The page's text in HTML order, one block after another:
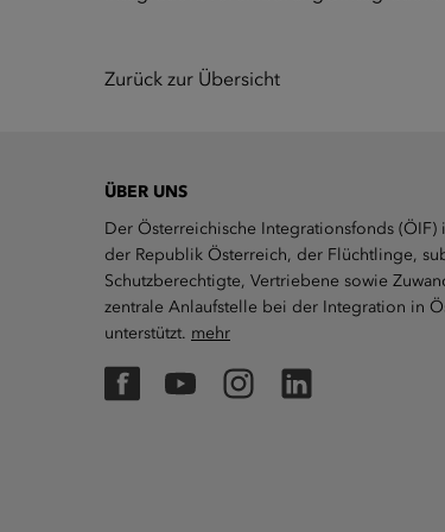
Zurück zur Übersicht
ÜBER UNS
Der Österreichische Integrationsfonds (ÖIF)
der Republik Österreich, der Flüchtlinge,
Schutzberechtigte, Vertriebene sowie
zentrale Anlaufstelle bei der Integration in
unterstützt. mehr
FacebookYouTubeInstagramLinkedIn